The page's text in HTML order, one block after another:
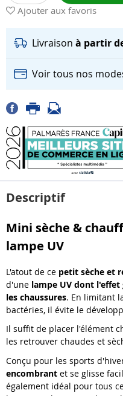
Ajouter aux favoris
Livraison à partir
Voir tous nos
Descriptif
Mini sèche &
lampe UV
L'atout de ce petit sèche et
d'une lampe UV dont
les chaussures. En limitant
bactéries, il évite le
Il suffit de placer l'élément
les retrouver chaudes et
Conçu pour les sports
encombrant et se glisse
également idéal pour tous